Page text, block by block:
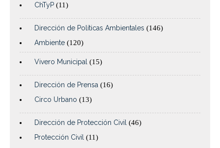
ChTyP (11)
Dirección de Políticas Ambientales (146)
Ambiente (120)
Vivero Municipal (15)
Dirección de Prensa (16)
Circo Urbano (13)
Dirección de Protección Civil (46)
Protección Civil (11)